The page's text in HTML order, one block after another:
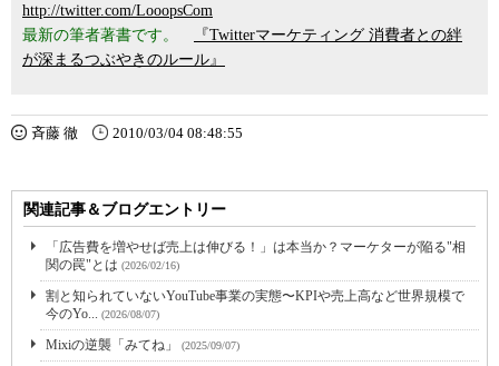
http://twitter.com/LooopsCom
最新の筆者著書です。
『Twitterマーケティング 消費者との絆
が深まるつぶやきのルール』
斉藤 徹 2010/03/04 08:48:55
関連記事＆ブログエントリー
「広告費を増やせば売上は伸びる！」は本当か？マーケターが陥る"相
関の罠"とは (2026/02/16)
割と知られていないYouTube事業の実態〜KPIや売上高など世界規模で
今のYo...
(2026/08/07)
Mixiの逆襲「みてね」 (2025/09/07)